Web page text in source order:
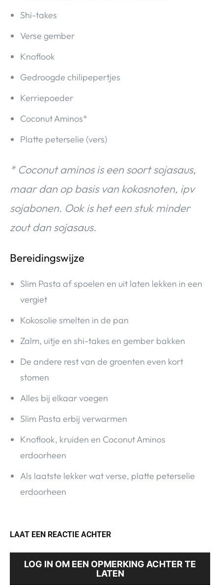
Shi-takes
Verse gember
Knoflook
Gedroogde chilipepertjes
Kerriepoeder
Coconut Aminos*
Platte peterselie (vers)
* Coconut aminos is een soort sojasaus,
maar dan op basis van kokosnoten, ipv
sojabonen. Ook is het een stuk minder
zout dan sojasaus.
Bereidingswijze
Slim Pasta af spoelen en uit laten lekken in een
vergiet
Kokosolie smelten in de pan
Zalm, uitje en shi-takes en gember bakken
De andere rest van de groenten even kort
stomen
Alles bij elkaar voegen
Slim Pasta erbij verwarmen
Knoflook, kruiden en Coconut Aminos
erdoorheen
Als laatste lekker wat verse, platte peterselie
erdoorheen
LAAT EEN REACTIE ACHTER
LOG IN OM EEN OPMERKING ACHTER TE
LATEN